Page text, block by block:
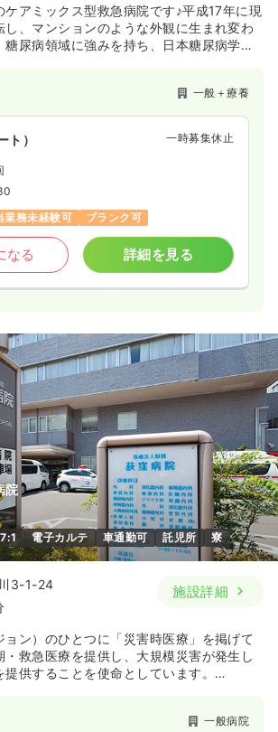
アミックス型救急病院です♪平成17年に現
し、マンションのような外観に生まれ変わ
糖尿病領域に強みを持ち、日本糖尿病学会
り多種の看護業務に関わる事ができるのみ
指導士の資格取得支援があるため、スペシ
環境が整っております。
一般＋療養
ト） 一時募集休止
業務未経験可 ブランク可
なる 詳細を見る
院
7:1 電子カルテ 車通勤可 託児所 寮
3-1-24
施設詳細
ョン）のひとつに「災害時医療」を掲げて
・救急医療を提供し、大規模災害が発生し
供することを使命としています。
一般病院